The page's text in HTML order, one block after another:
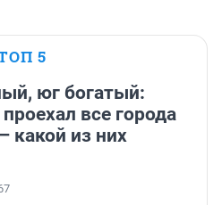
5
юг богатый:
все города
какой из них